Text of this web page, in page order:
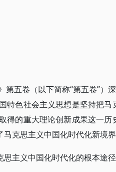
第五卷（以下简称“第五卷”）
特色社会主义思想是坚持把
得的重大理论创新成果这一
克思主义中国化时代化新境界
思主义中国化时代化的根本途径